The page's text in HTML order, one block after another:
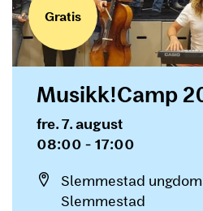
Gratis
Musikk!Camp
fre. 7. august
08:00 - 17:00
Slemmestad
Slemmestad